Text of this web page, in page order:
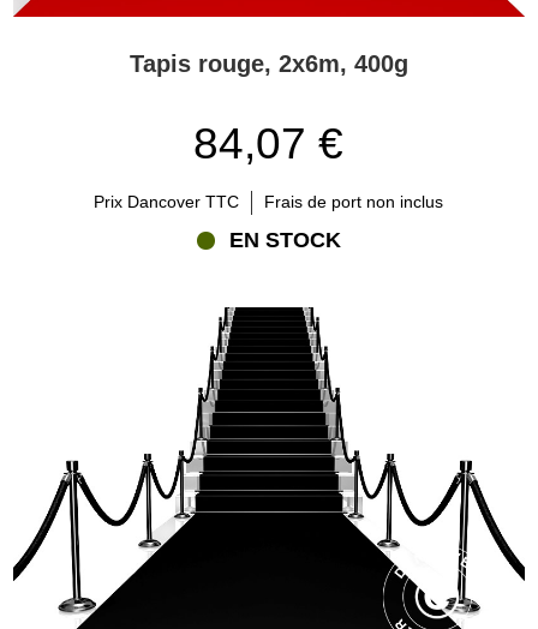
Tapis rouge, 2x6m, 400g
84,07 €
Prix Dancover TTC Frais de port non inclus
EN STOCK